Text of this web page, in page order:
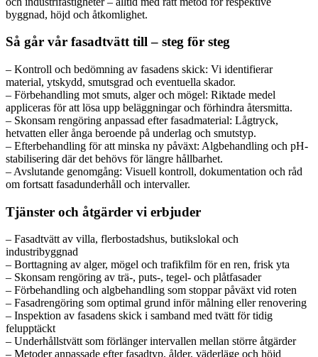
byggnad, höjd och åtkomlighet.
Så går vår fasadtvätt till – steg för steg
– Kontroll och bedömning av fasadens skick: Vi identifierar
material, ytskydd, smutsgrad och eventuella skador.
– Förbehandling mot smuts, alger och mögel: Riktade medel
appliceras för att lösa upp beläggningar och förhindra återsmitta.
– Skonsam rengöring anpassad efter fasadmaterial: Lågtryck,
hetvatten eller ånga beroende på underlag och smutstyp.
– Efterbehandling för att minska ny påväxt: Algbehandling och pH-
stabilisering där det behövs för längre hållbarhet.
– Avslutande genomgång: Visuell kontroll, dokumentation och råd
om fortsatt fasadunderhåll och intervaller.
Tjänster och åtgärder vi erbjuder
– Fasadtvätt av villa, flerbostadshus, butikslokal och
industribyggnad
– Borttagning av alger, mögel och trafikfilm för en ren, frisk yta
– Skonsam rengöring av trä-, puts-, tegel- och plåtfasader
– Förbehandling och algbehandling som stoppar påväxt vid roten
– Fasadrengöring som optimal grund inför målning eller renovering
– Inspektion av fasadens skick i samband med tvätt för tidig
felupptäckt
– Underhållstvätt som förlänger intervallen mellan större åtgärder
– Metoder anpassade efter fasadtyp, ålder, väderläge och höjd